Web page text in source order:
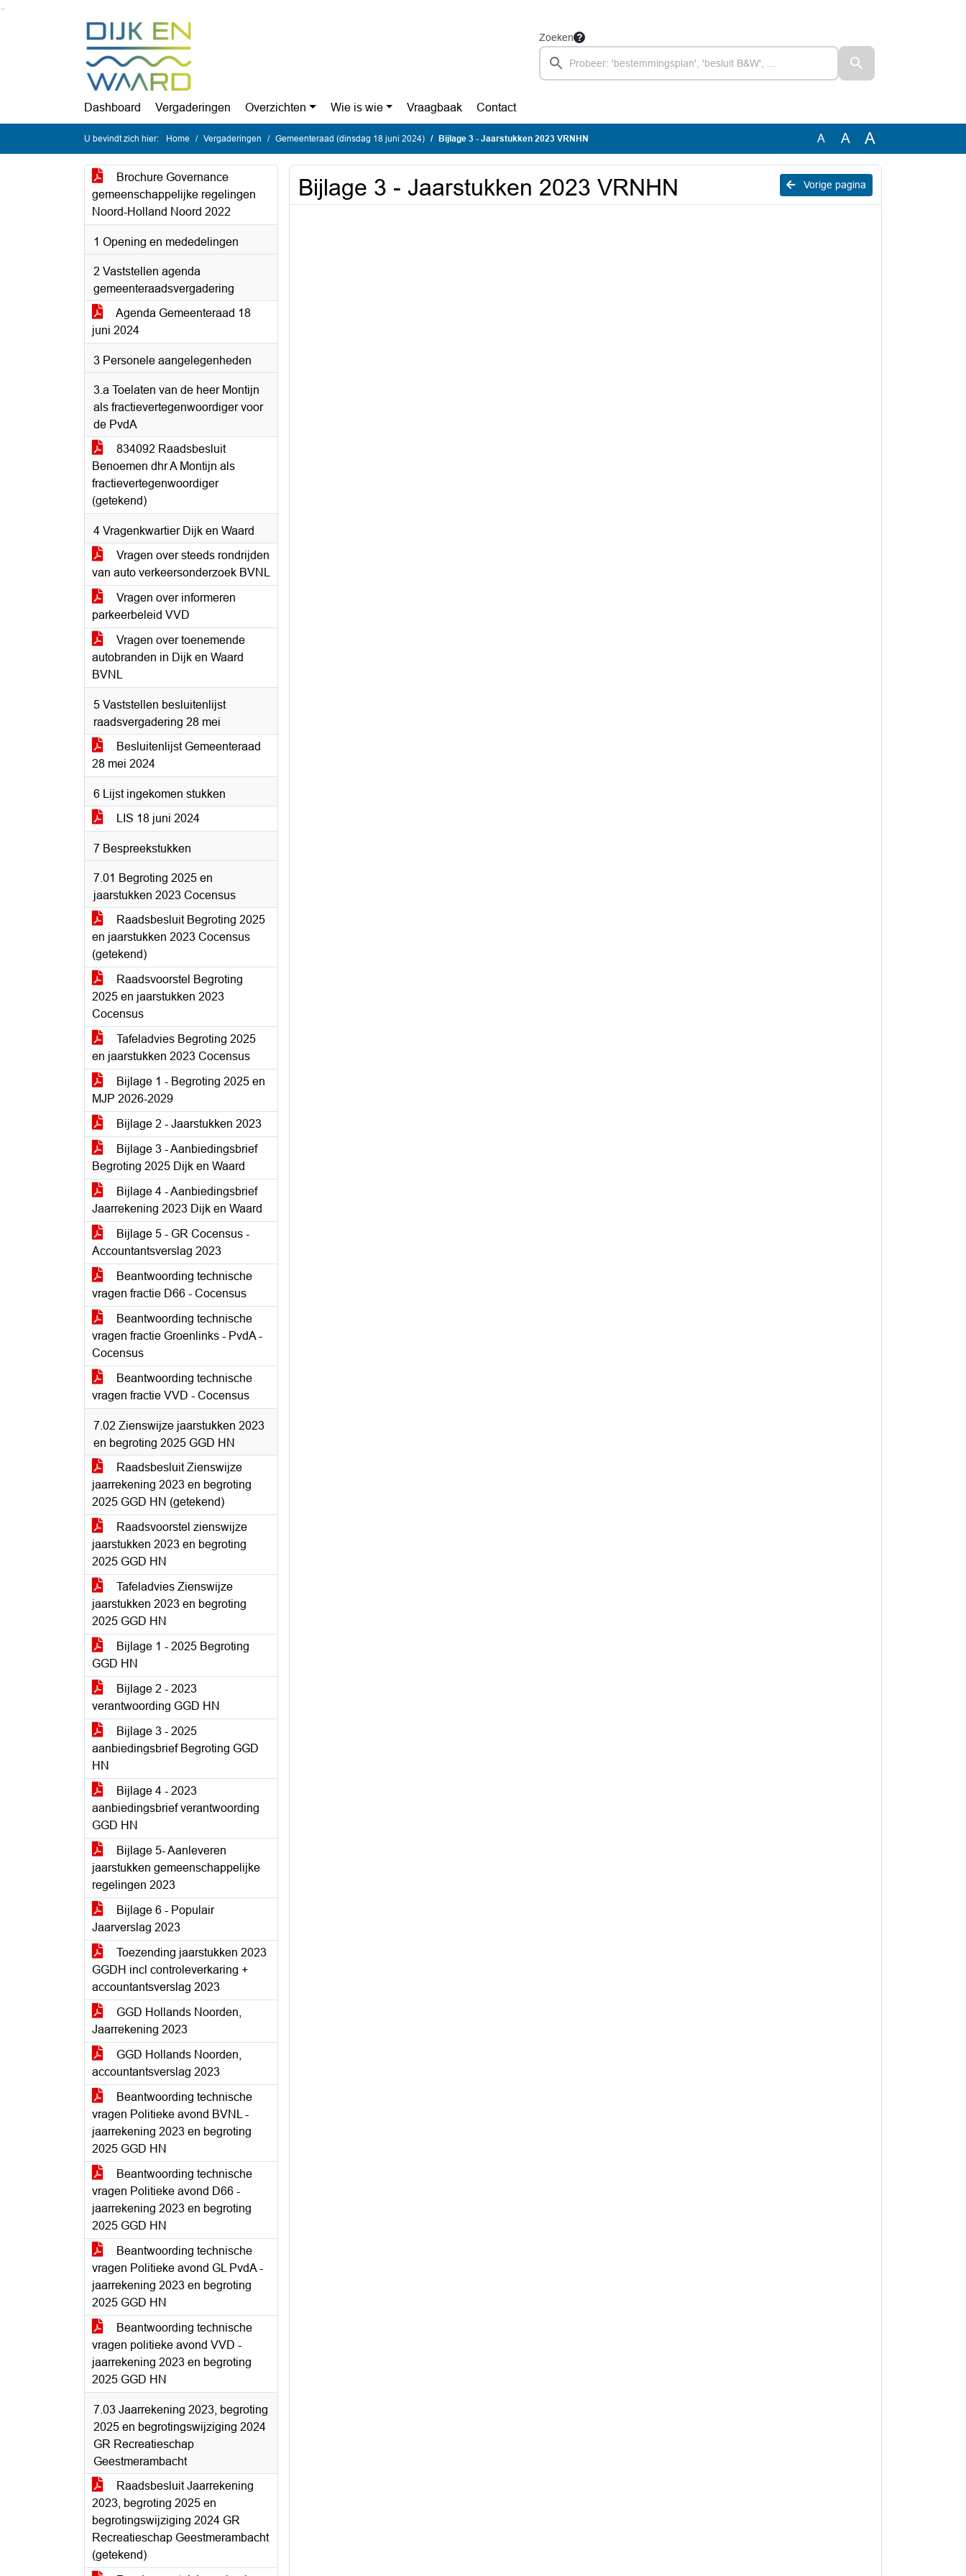
Zoeken
Dashboard Vergaderingen Overzichten Wie is wie Vraagbaak Contact
U bevindt zich hier: Home Vergaderingen Gemeenteraad (dinsdag 18 juni 2024) Bijlage 3 - Jaarstukken 2023 VRNHN A A A
Brochure Governance
gemeenschappelijke regelingen
Noord-Holland Noord 2022
1 Opening en mededelingen
2 Vaststellen agenda
gemeenteraadsvergadering
Agenda Gemeenteraad 18
juni 2024
3 Personele aangelegenheden
3.a Toelaten van de heer Montijn
als fractievertegenwoordiger voor
de PvdA
834092 Raadsbesluit
Benoemen dhr A Montijn als
fractievertegenwoordiger
(getekend)
4 Vragenkwartier Dijk en Waard
Vragen over steeds rondrijden
van auto verkeersonderzoek BVNL
Vragen over informeren
parkeerbeleid VVD
Vragen over toenemende
autobranden in Dijk en Waard
BVNL
5 Vaststellen besluitenlijst
raadsvergadering 28 mei
Besluitenlijst Gemeenteraad
28 mei 2024
6 Lijst ingekomen stukken
LIS 18 juni 2024
7 Bespreekstukken
7.01 Begroting 2025 en
jaarstukken 2023 Cocensus
Raadsbesluit Begroting 2025
en jaarstukken 2023 Cocensus
(getekend)
Raadsvoorstel Begroting
2025 en jaarstukken 2023
Cocensus
Tafeladvies Begroting 2025
en jaarstukken 2023 Cocensus
Bijlage 1 - Begroting 2025 en
MJP 2026-2029
Bijlage 2 - Jaarstukken 2023
Bijlage 3 - Aanbiedingsbrief
Begroting 2025 Dijk en Waard
Bijlage 4 - Aanbiedingsbrief
Jaarrekening 2023 Dijk en Waard
Bijlage 5 - GR Cocensus -
Accountantsverslag 2023
Beantwoording technische
vragen fractie D66 - Cocensus
Beantwoording technische
vragen fractie Groenlinks - PvdA -
Cocensus
Beantwoording technische
vragen fractie VVD - Cocensus
7.02 Zienswijze jaarstukken 2023
en begroting 2025 GGD HN
Raadsbesluit Zienswijze
jaarrekening 2023 en begroting
2025 GGD HN (getekend)
Raadsvoorstel zienswijze
jaarstukken 2023 en begroting
2025 GGD HN
Tafeladvies Zienswijze
jaarstukken 2023 en begroting
2025 GGD HN
Bijlage 1 - 2025 Begroting
GGD HN
Bijlage 2 - 2023
verantwoording GGD HN
Bijlage 3 - 2025
aanbiedingsbrief Begroting GGD
HN
Bijlage 4 - 2023
aanbiedingsbrief verantwoording
GGD HN
Bijlage 5- Aanleveren
jaarstukken gemeenschappelijke
regelingen 2023
Bijlage 6 - Populair
Jaarverslag 2023
Toezending jaarstukken 2023
GGDH incl controleverkaring +
accountantsverslag 2023
GGD Hollands Noorden,
Jaarrekening 2023
GGD Hollands Noorden,
accountantsverslag 2023
Beantwoording technische
vragen Politieke avond BVNL -
jaarrekening 2023 en begroting
2025 GGD HN
Beantwoording technische
vragen Politieke avond D66 -
jaarrekening 2023 en begroting
2025 GGD HN
Beantwoording technische
vragen Politieke avond GL PvdA -
jaarrekening 2023 en begroting
2025 GGD HN
Beantwoording technische
vragen politieke avond VVD -
jaarrekening 2023 en begroting
2025 GGD HN
7.03 Jaarrekening 2023, begroting
2025 en begrotingswijziging 2024
GR Recreatieschap
Geestmerambacht
Raadsbesluit Jaarrekening
2023, begroting 2025 en
begrotingswijziging 2024 GR
Recreatieschap Geestmerambacht
(getekend)
Vorige pagina
Bijlage 3 - Jaarstukken 2023 VRNHN